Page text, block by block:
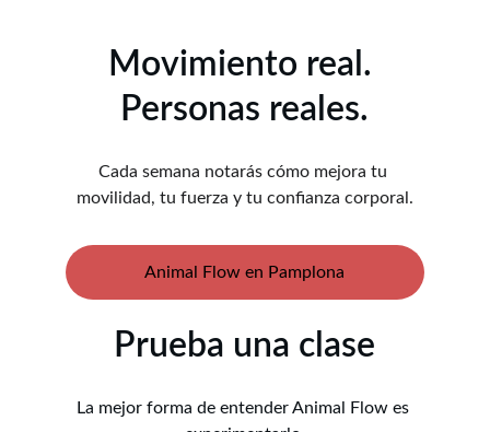
Movimiento real.
Personas reales.
Cada semana notarás cómo mejora tu
movilidad, tu fuerza y tu confianza corporal.
Prueba una clase
La mejor forma de entender Animal Flow es
Animal Flow en Pamplona